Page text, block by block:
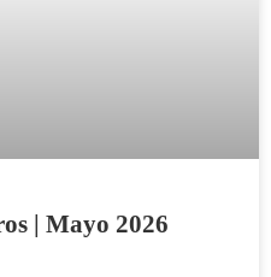
| Mayo 2026